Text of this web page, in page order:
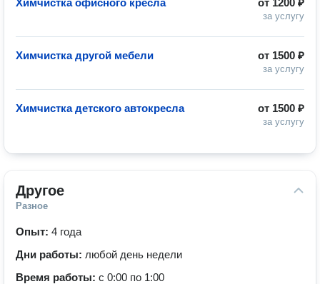
от 1200 ₽
за услугу
Химчистка офисного кресла
от 1500 ₽
за услугу
Химчистка другой мебели
от 1500 ₽
за услугу
Химчистка детского автокресла
Другое
Разное
Опыт: 4 года
Дни работы: любой день недели
Время работы: с 0:00 по 1:00